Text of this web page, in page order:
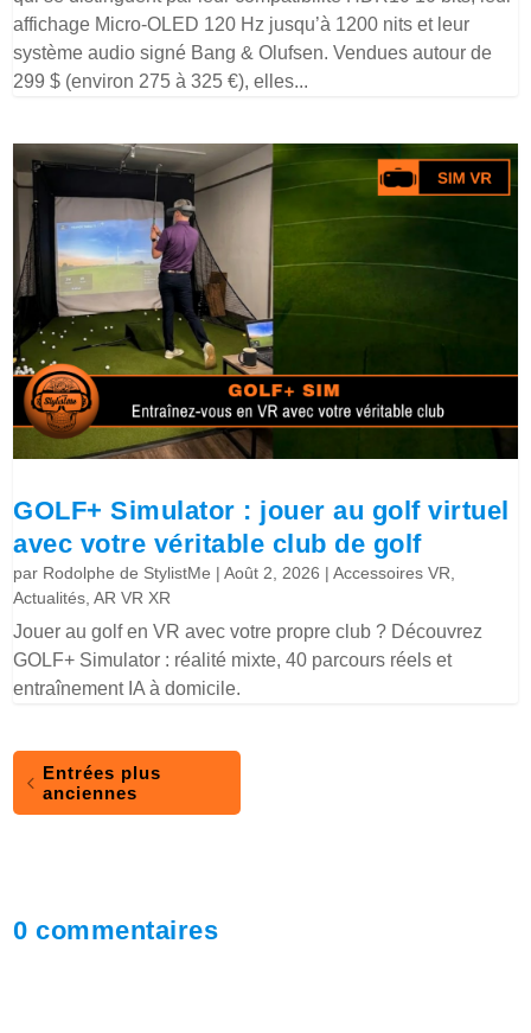
affichage Micro-OLED 120 Hz jusqu’à 1200 nits et leur
système audio signé Bang & Olufsen. Vendues autour de
299 $ (environ 275 à 325 €), elles...
GOLF+ Simulator : jouer au golf virtuel
avec votre véritable club de golf
par Rodolphe de StylistMe |Août 2, 2026 |Accessoires VR
Actualités ,AR VR XR
Jouer au golf en VR avec votre propre club ? Découvrez
GOLF+ Simulator : réalité mixte, 40 parcours réels et
entraînement IA à domicile.
Entrées plus
anciennes
0 commentaires